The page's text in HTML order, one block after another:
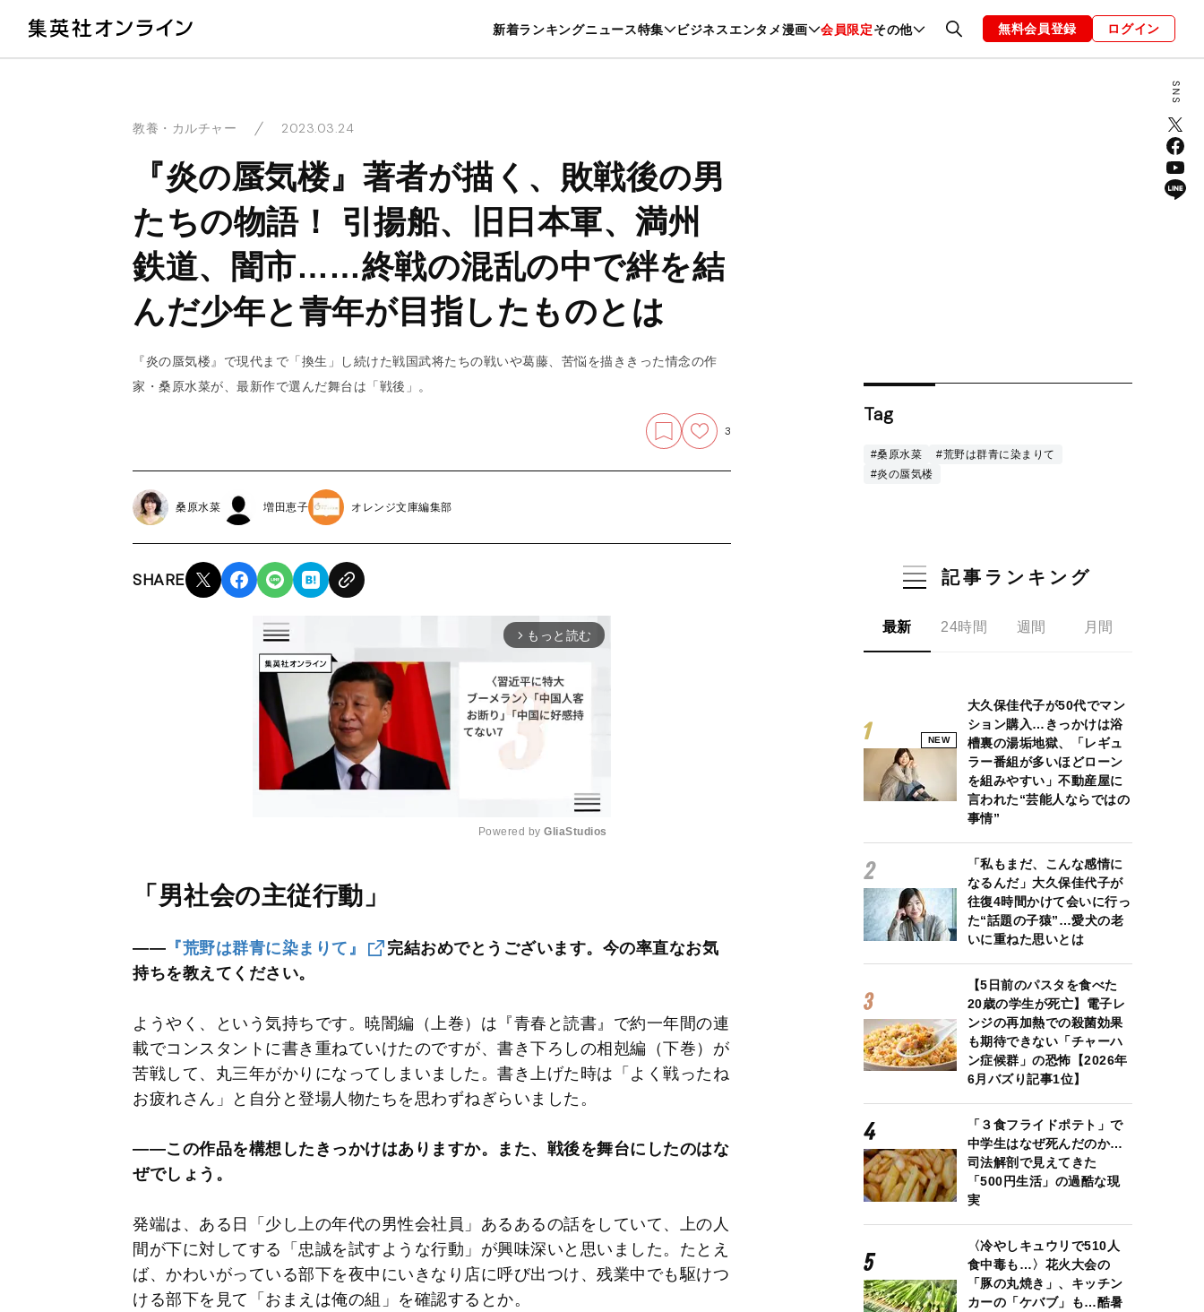
新着ランキングニュース特集 ビジネスエンタメ漫画 会員限定その他
暮らし スポーツ ヘルスケア 美容 グルメ ファッション 恋愛・結婚 編集部 お知らせ
無料会員登録 ログイン
教養・カルチャー 2023.03.24
『炎の蜃気楼』著者が描く、敗戦後の男
たちの物語！ 引揚船、旧日本軍、満州
鉄道、闇市……終戦の混乱の中で絆を結
んだ少年と青年が目指したものとは
『炎の蜃気楼』で現代まで「換生」し続けた戦国武将たちの戦いや葛藤、苦悩を描ききった情念の作
家・桑原水菜が、最新作で選んだ舞台は「戦後」。
3
桑原水菜 増田恵子 オレンジ文庫編集部
SHARE
arrow_forward_ios もっと読む
e
Powered by GliaStudios
「男社会の主従行動」
―― 『荒野は群青に染まりて』
完結おめでとうございます。今の率直なお気
持ちを教えてください。
ようやく、という気持ちです。暁闇編（上巻）は『青春と読書』で約一年間の連
載でコンスタントに書き重ねていけたのですが、書き下ろしの相剋編（下巻）が
苦戦して、丸三年がかりになってしまいました。書き上げた時は「よく戦ったね
お疲れさん」と自分と登場人物たちを思わずねぎらいました。
――この作品を構想したきっかけはありますか。また、戦後を舞台にしたのはな
ぜでしょう。
発端は、ある日「少し上の年代の男性会社員」あるあるの話をしていて、上の人
間が下に対してする「忠誠を試すような行動」が興味深いと思いました。たとえ
ば、かわいがっている部下を夜中にいきなり店に呼び出つけ、残業中でも駆けつ
ける部下を見て「おまえは俺の組」を確認するとか。
Tag
#桑原水菜
#荒野は群青に染まりて
#炎の蜃気楼
記事ランキング
最新 24時間 週間 月間
NEW
大久保佳代子が50代でマン
ション購入…きっかけは浴
槽裏の湯垢地獄、「レギュ
ラー番組が多いほどローン
を組みやすい」不動産屋に
言われた“芸能人ならではの
事情”
「私もまだ、こんな感情に
なるんだ」大久保佳代子が
往復4時間かけて会いに行っ
た“話題の子猿”…愛犬の老
いに重ねた思いとは
【5日前のパスタを食べた
20歳の学生が死亡】電子レ
ンジの再加熱での殺菌効果
も期待できない「チャーハ
ン症候群」の恐怖【2026年
6月バズり記事1位】
「３食フライドポテト」で
中学生はなぜ死んだのか…
司法解剖で見えてきた
「500円生活」の過酷な現
実
〈冷やしキュウリで510人
食中毒も…〉花火大会の
「豚の丸焼き」、キッチン
カーの「ケバブ」も…酷暑